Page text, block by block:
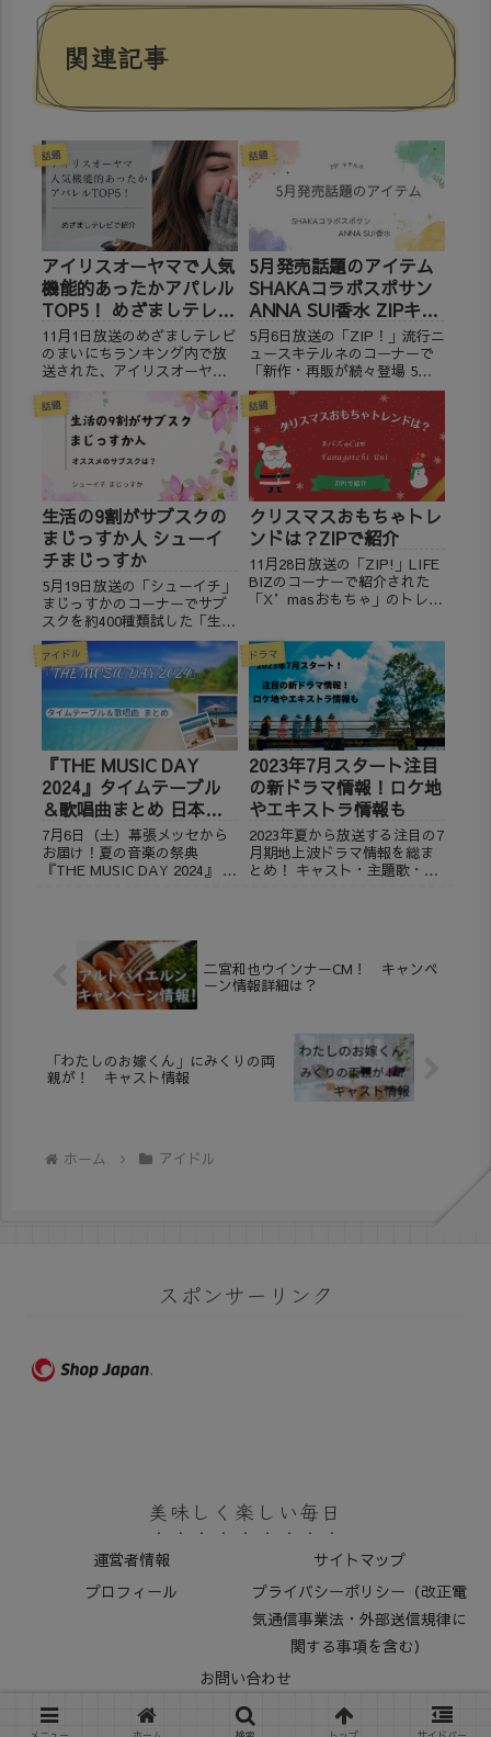
関連記事
話題
アイリスオーヤマで人気
機能的あったかアパレル
TOP5！ めざましテレビ
で紹介
11月1日放送のめざましテレビ
のまいにちランキング内で放
送された、アイリスオーヤマ
の人気機能的あったかアパレ
ルに注目！ 寒くなってきた今
からに最適のあったかアイテ
ムについて調べました。
※2023年11月1日の情報です。
【5位】 ファイヤ...
話題
5月発売話題のアイテム
SHAKAコラボスポサン
ANNA SUI香水 ZIPキテ
ルネ
5月6日放送の「ZIP！」流行ニ
ュースキテルネのコーナーで
「新作・再販が続々登場 5月
発売話題のアイテム」が紹介
され、通販で購入可能か調べ
てみました。 ※2024年5月6日
現在の情報です。
(adsbygoogle =
window.ads...
話題
生活の9割がサブスクの
まじっすか人 シューイ
チまじっすか
5月19日放送の「シューイチ」
まじっすかのコーナーでサブ
スクを約400種類試した「生活
の9割がサブスクのまじっすか
人」でサブスクについて特集
されました。 そこで、楽天市
場よりいろいろなサブスクに
ついて調べてみました。
※2024年5月19日...
話題
クリスマスおもちゃトレ
ンドは？ZIPで紹介
11月28日放送の「ZIP!」LIFE
BIZのコーナーで紹介された
「X’masおもちゃ」のトレン
す！ ※2023年11月28日時点の
情報です。 #バズゅCam 動画
撮影や編集ができる、...
アイドル
『THE MUSIC DAY
2024』タイムテーブル
＆歌唱曲まとめ 日本テ
レビ
7月6日（土）幕張メッセから
お届け！夏の音楽の祭典
『THE MUSIC DAY 2024』 日
りましたので、まとめてみま
した。 （一部の歌唱曲発表で
す。...
ドラマ
2023年7月スタート注目
の新ドラマ情報！ロケ地
やエキストラ情報も
2023年夏から放送する注目の7
月期地上波ドラマ情報を総ま
とめ！ キャスト・主題歌・ロ
恋を繰り広げていく『真夏の
シンデレラ』 目黒蓮...
二宮和也ウインナーCM！ キャンペ
ーン情報詳細は？
「わたしのお嫁くん」にみくりの両
親が！ キャスト情報
ホーム アイドル
スポンサーリンク
美味しく楽しい毎日
運営者情報
サイトマップ
プロフィール
プライバシーポリシー（改正電
気通信事業法・外部送信規律に
関する事項を含む）
お問い合わせ
© 2023 美味しく楽しい毎日.